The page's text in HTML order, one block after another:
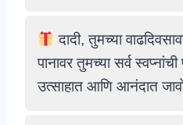
दादी, तुमच्या
पानावर तुमच्या सर्व
उत्साहात आणि आनंदात